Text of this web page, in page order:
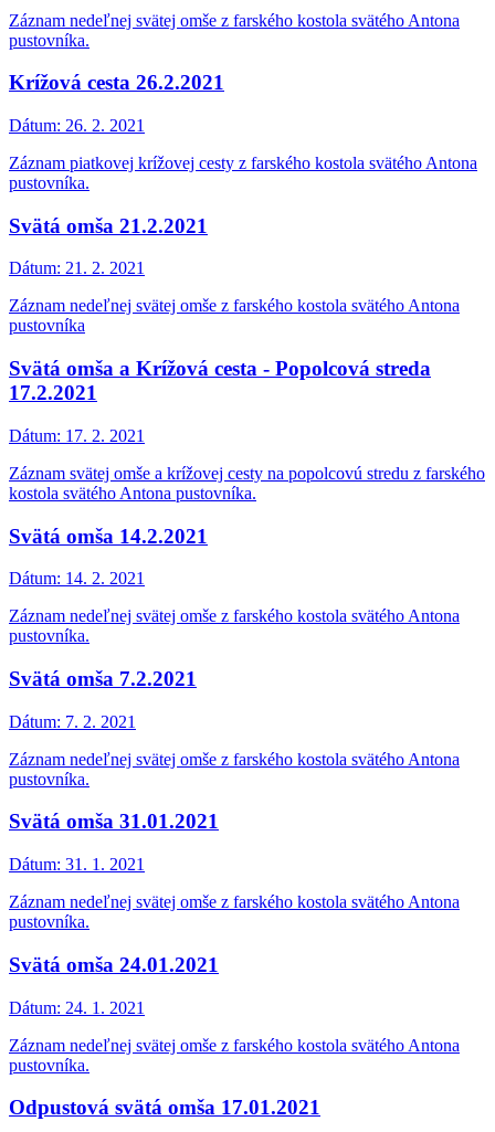
Záznam nedeľnej svätej omše z farského kostola svätého Antona
pustovníka.
Krížová cesta 26.2.2021
Dátum: 26. 2. 2021
Záznam piatkovej krížovej cesty z farského kostola svätého Antona
pustovníka.
Svätá omša 21.2.2021
Dátum: 21. 2. 2021
Záznam nedeľnej svätej omše z farského kostola svätého Antona
pustovníka
Svätá omša a Krížová cesta - Popolcová streda
17.2.2021
Dátum: 17. 2. 2021
Záznam svätej omše a krížovej cesty na popolcovú stredu z farského
kostola svätého Antona pustovníka.
Svätá omša 14.2.2021
Dátum: 14. 2. 2021
Záznam nedeľnej svätej omše z farského kostola svätého Antona
pustovníka.
Svätá omša 7.2.2021
Dátum: 7. 2. 2021
Záznam nedeľnej svätej omše z farského kostola svätého Antona
pustovníka.
Svätá omša 31.01.2021
Dátum: 31. 1. 2021
Záznam nedeľnej svätej omše z farského kostola svätého Antona
pustovníka.
Svätá omša 24.01.2021
Dátum: 24. 1. 2021
Záznam nedeľnej svätej omše z farského kostola svätého Antona
pustovníka.
Odpustová svätá omša 17.01.2021